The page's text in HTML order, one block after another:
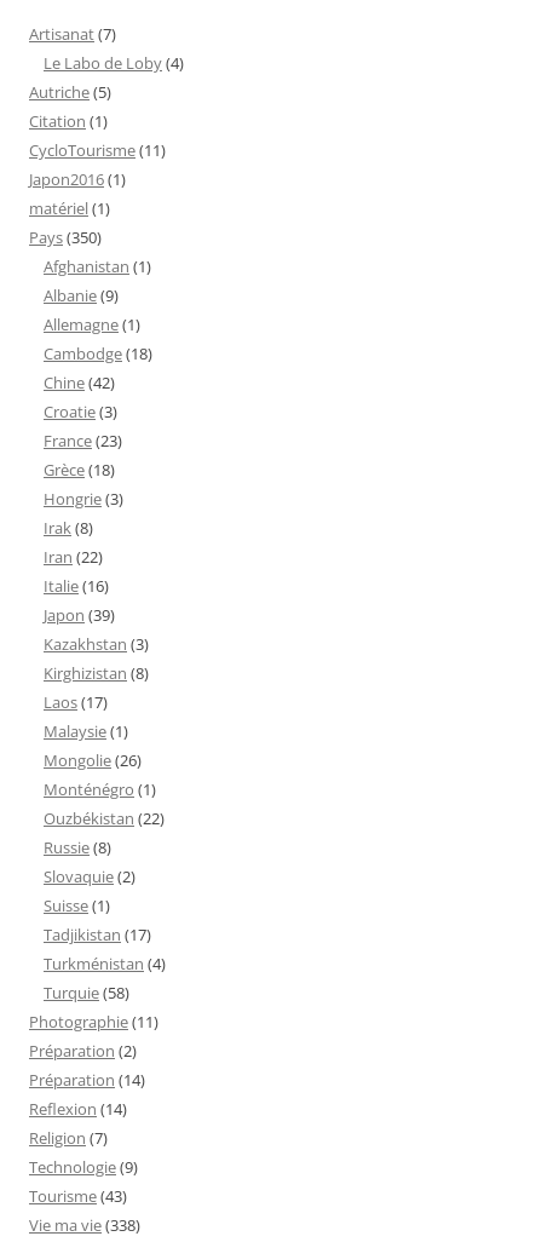
Artisanat(7)
Le Labo de Loby(4)
Autriche(5)
Citation (1)
CycloTourisme(11)
Japon2016(1)
matériel(1)
Pays(350)
Afghanistan (1)
Albanie(9)
Allemagne(1)
Cambodge(18)
Chine(42)
Croatie(3)
France(23)
Grèce(18)
Hongrie(3)
Irak(8)
Iran (22)
Italie(16)
Japon (39)
Kazakhstan (3)
Kirghizistan (8)
Laos(17)
Malaysie(1)
Mongolie(26)
Monténégro (1)
Ouzbékistan (22)
Russie(8)
Slovaquie(2)
Suisse(1)
Tadjikistan (17)
Turkménistan (4)
Turquie(58)
Photographie(11)
Préparation (2)
Préparation (14)
Reflexion (14)
Religion (7)
Technologie(9)
Tourisme(43)
Vie ma vie(338)